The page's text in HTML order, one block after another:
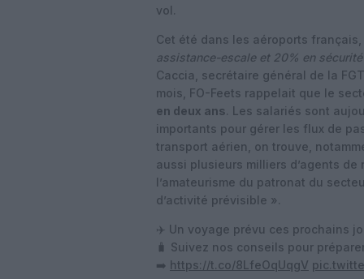
vol.
Cet été dans les aéroports
assistance-escale et 20% en
Caccia, secrétaire général de la
mois, FO-Feets rappelait que le
en deux ans. Les salariés sont
importants pour gérer les flux de
transport aérien, on trouve,
aussi plusieurs milliers d’agents
l’amateurisme du patronat du
d’activité prévisible ».
✈️ Un voyage prévu ces prochains
🧳 Suivez nos conseils pour
➡️ https://t.co/8LfeOqUqgV